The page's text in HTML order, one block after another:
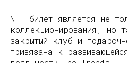
NFT-билет является не
коллекционирования, но
закрытый клуб и
привязана к